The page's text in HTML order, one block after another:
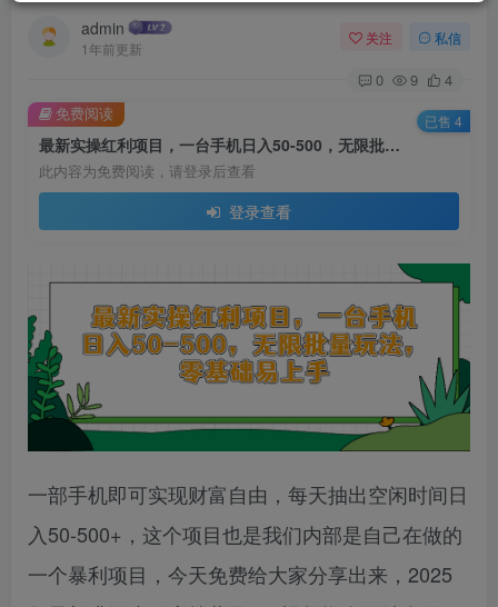
admin
1年前更新
关注 私信
0 9 4
最新实操红利项目，一台手机日入50-500，无限批量玩法，零基础易上手
此内容为免费阅读，请登录后查看
登录查看
免费阅读 已售 4
一部手机即可实现财富自由，每天抽出空闲时间日
入50-500+，这个项目也是我们内部是自己在做的
一个暴利项目，今天免费给大家分享出来，2025